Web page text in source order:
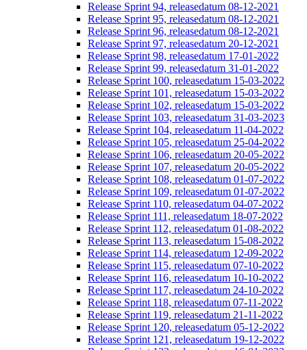
Release Sprint 94, releasedatum 08-12-2021
Release Sprint 95, releasedatum 08-12-2021
Release Sprint 96, releasedatum 08-12-2021
Release Sprint 97, releasedatum 20-12-2021
Release Sprint 98, releasedatum 17-01-2022
Release Sprint 99, releasedatum 31-01-2022
Release Sprint 100, releasedatum 15-03-2022
Release Sprint 101, releasedatum 15-03-2022
Release Sprint 102, releasedatum 15-03-2022
Release Sprint 103, releasedatum 31-03-2023
Release Sprint 104, releasedatum 11-04-2022
Release Sprint 105, releasedatum 25-04-2022
Release Sprint 106, releasedatum 20-05-2022
Release Sprint 107, releasedatum 20-05-2022
Release Sprint 108, releasedatum 01-07-2022
Release Sprint 109, releasedatum 01-07-2022
Release Sprint 110, releasedatum 04-07-2022
Release Sprint 111, releasedatum 18-07-2022
Release Sprint 112, releasedatum 01-08-2022
Release Sprint 113, releasedatum 15-08-2022
Release Sprint 114, releasedatum 12-09-2022
Release Sprint 115, releasedatum 07-10-2022
Release Sprint 116, releasedatum 10-10-2022
Release Sprint 117, releasedatum 24-10-2022
Release Sprint 118, releasedatum 07-11-2022
Release Sprint 119, releasedatum 21-11-2022
Release Sprint 120, releasedatum 05-12-2022
Release Sprint 121, releasedatum 19-12-2022